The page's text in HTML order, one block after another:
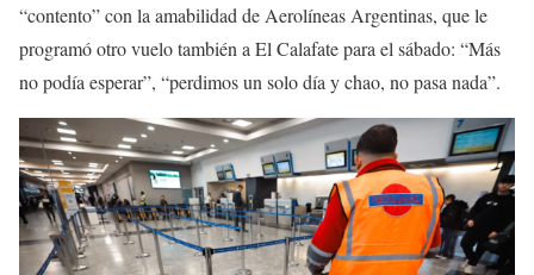
“contento” con la amabilidad de Aerolíneas Argentinas, que le
programó otro vuelo también a El Calafate para el sábado: “Más
no podía esperar”, “perdimos un solo día y chao, no pasa nada”.